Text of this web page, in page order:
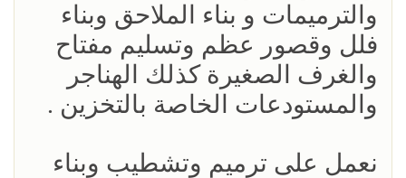
والترميمات و بناء الملاحق وبناء
فلل وقصور عظم وتسليم مفتاح
والغرف الصغيرة كذلك الهناجر
والمستودعات الخاصة بالتخزين .
نعمل على ترميم وتشطيب وبناء